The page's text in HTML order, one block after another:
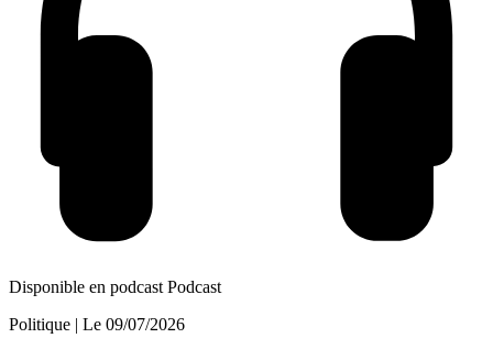
Disponible en podcast Podcast
Politique | Le 09/07/2026